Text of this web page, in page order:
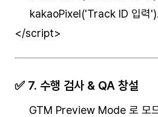
kakaoPixel('Track ID 입력
</script>
✅ 7. 수행 검사 & QA 창설
GTM Preview Mode 로 모